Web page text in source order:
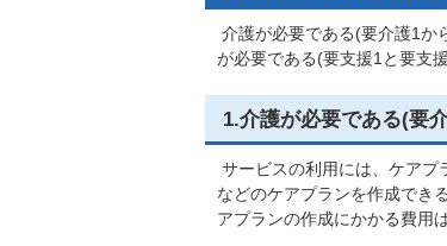
介護が必要である(要介護1か
が必要である(要支援1と要支
1.介護が必要である(要
サービスの利用には、ケアプ
などのケアプランを作成でき
アプランの作成にかかる費用